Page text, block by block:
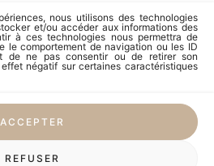
nous utilisons des technologies
et/ou accéder aux informations des
à ces technologies nous permettra de
le comportement de navigation ou les ID
de ne pas consentir ou de retirer son
négatif sur certaines caractéristiques
ACCEPTER
REFUSER